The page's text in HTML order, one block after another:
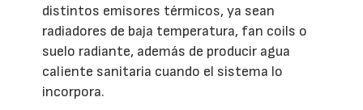
distintos emisores térmicos, ya sean
radiadores de baja temperatura, fan coils o
suelo radiante, además de producir agua
caliente sanitaria cuando el sistema lo
incorpora.